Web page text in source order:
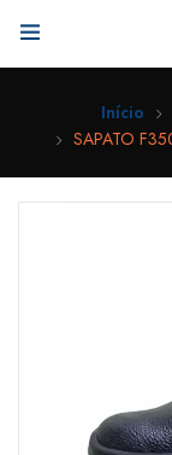
Início
SAPATO